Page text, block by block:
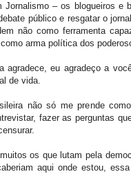
Jornalismo – os blogueiros e
público e resgatar o
não como ferramenta
arma política dos
agradece, eu agradeço a
de vida.
não só me prende
fazer as perguntas
os que lutam pela
aqui onde estou,